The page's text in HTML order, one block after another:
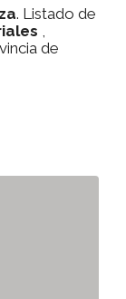
. Listado de
,
de